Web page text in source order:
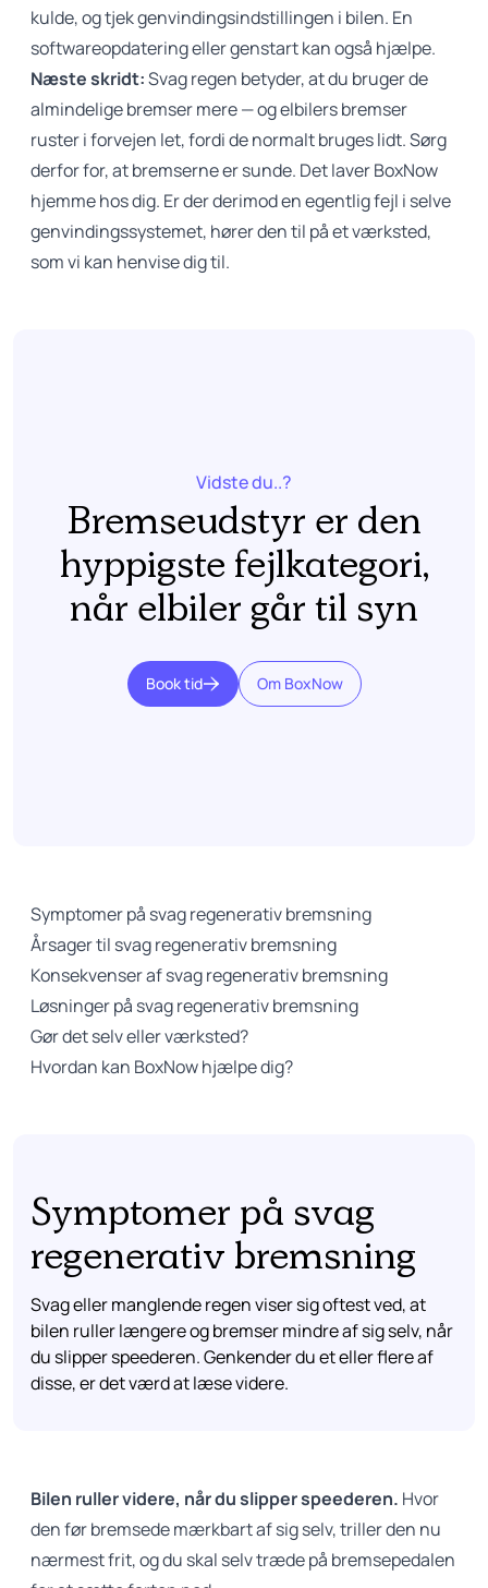
kulde, og tjek genvindingsindstillingen i bilen. En
softwareopdatering eller genstart kan også hjælpe.
Næste skridt:Svag regen betyder, at du bruger de
almindelige bremser mere — og elbilers bremser
ruster i forvejen let, fordi de normalt bruges lidt. Sørg
derfor for, at bremserne er sunde. Det laver BoxNow
hjemme hos dig. Er der derimod en egentlig fejl i selve
genvindingssystemet, hører den til på et værksted,
som vi kan henvise dig til.
Vidste du..?
Bremseudstyr er den
hyppigste fejlkategori,
når elbiler går til syn
Book tid Om BoxNow
Symptomer på svag regenerativ bremsning
Årsager til svag regenerativ bremsning
Konsekvenser af svag regenerativ bremsning
Løsninger på svag regenerativ bremsning
Gør det selv eller værksted?
Hvordan kan BoxNow hjælpe dig?
Symptomer på svag
regenerativ bremsning
Svag eller manglende regen viser sig oftest ved, at
bilen ruller længere og bremser mindre af sig selv, når
du slipper speederen. Genkender du et eller flere af
disse, er det værd at læse videre.
Bilen ruller videre, når du slipper speederen. Hvor
den før bremsede mærkbart af sig selv, triller den nu
nærmest frit, og du skal selv træde på bremsepedalen